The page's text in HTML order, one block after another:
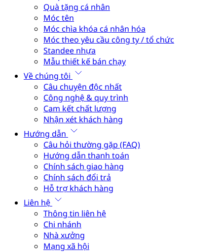
Quà tặng cá nhân
Móc tên
Móc chìa khóa cá nhân hóa
Móc theo yêu cầu công ty / tổ chức
Standee nhựa
Mẫu thiết kế bán chạy
Về chúng tôi
Câu chuyện độc nhất
Công nghệ & quy trình
Cam kết chất lượng
Nhận xét khách hàng
Hướng dẫn
Câu hỏi thường gặp (FAQ)
Hướng dẫn thanh toán
Chính sách giao hàng
Chính sách đổi trả
Hỗ trợ khách hàng
Liên hệ
Thông tin liên hệ
Chi nhánh
Nhà xưởng
Mạng xã hội